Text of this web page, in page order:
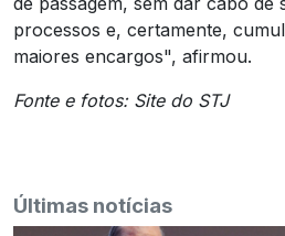
processos e, certamente,
maiores encargos", afirmou.
Fonte e fotos: Site do STJ
Últimas notícias